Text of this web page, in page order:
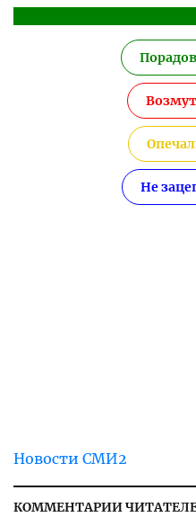
Не
Новости СМИ2
КОММЕНТАРИИ